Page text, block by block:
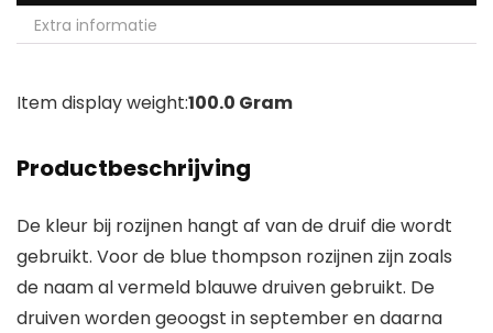
Extra informatie
Item display weight:100.0 Gram
Productbeschrijving
De kleur bij rozijnen hangt af van de druif die wordt
gebruikt. Voor de blue thompson rozijnen zijn zoals
de naam al vermeld blauwe druiven gebruikt. De
druiven worden geoogst in september en daarna